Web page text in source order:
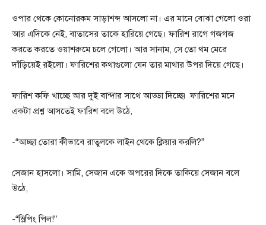
ওপার থেকে কোনোরকম সাড়াশব্দ আসলো না। এর মানে বোঝা গেলো ওরা
আর এদিকে নেই, বাতাসের তাকে হারিয়ে গেছে। ফারিশ রাগে গজগজ
করতে করতে ওয়াশরুমে চলে গেলো। আর সানাম, সে তো থম মেরে
দাঁড়িয়েই রইলো। ফারিশের কথাগুলো যেন তার মাথার উপর দিয়ে গেছে।
ফারিশ কফি খাচ্ছে আর দুই বান্দার সাথে আড্ডা দিচ্ছে৷ ফারিশের মনে
একটা প্রশ্ন আসতেই ফারিশ বলে উঠে,
-“আচ্ছা তোরা কীভাবে রাতুলকে লাইন থেকে ক্লিয়ার করলি?”
সেজান হাসলো। সামি, সেজান একে অপরের দিকে তাকিয়ে সেজান বলে
উঠে,
-“স্লিপিং পিল!”